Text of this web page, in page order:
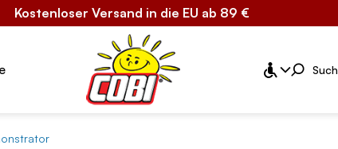
Kostenloser Versand in die EU ab 89 €